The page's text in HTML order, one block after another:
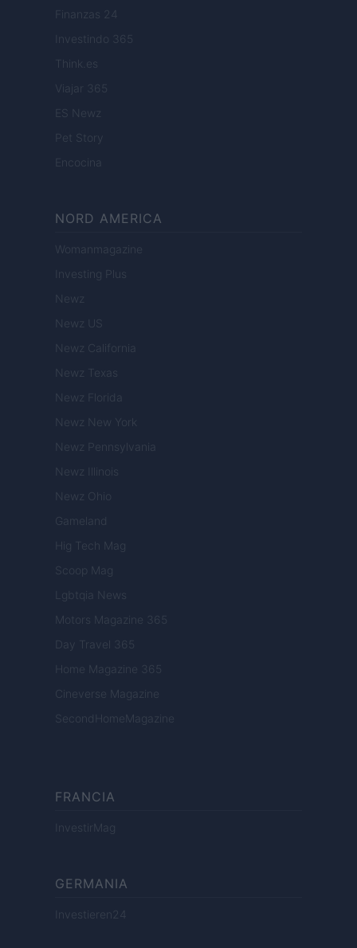
Finanzas 24
Investindo 365
Think.es
Viajar 365
ES Newz
Pet Story
Encocina
NORD AMERICA
Womanmagazine
Investing Plus
Newz
Newz US
Newz California
Newz Texas
Newz Florida
Newz New York
Newz Pennsylvania
Newz Illinois
Newz Ohio
Gameland
Hig Tech Mag
Scoop Mag
Lgbtqia News
Motors Magazine 365
Day Travel 365
Home Magazine 365
Cineverse Magazine
SecondHomeMagazine
FRANCIA
InvestirMag
GERMANIA
Investieren24